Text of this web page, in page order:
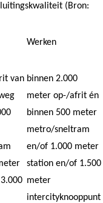
(Bron:
Werken
van binnen 2.000
meter op-/afrit én
binnen 500 meter
metro/sneltram
en/of 1.000 meter
station en/of 1.500
meter
intercityknooppunt